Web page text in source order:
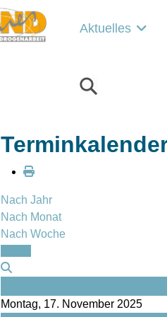
Aktuelles
Nach Jahr
Nach Monat
Nach Woche
Montag, 17. November 2025